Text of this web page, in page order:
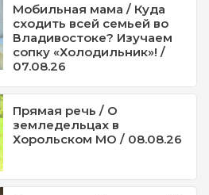
Мобильная мама / Куда
сходить всей семьей во
Владивостоке? Изучаем
сопку «Холодильник»! /
07.08.26
Прямая речь / О
земледельцах в
Хорольском МО / 08.08.26